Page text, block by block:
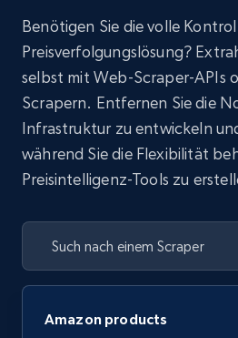
Benötigen Sie die volle
Preisverfolgungslösung?
selbst mit Web-Scraper-APIs
Scrapern. Entfernen Sie die
Infrastruktur zu entwickeln
während Sie die Flexibilität
Preisintelligenz-Tools zu
Amazon products